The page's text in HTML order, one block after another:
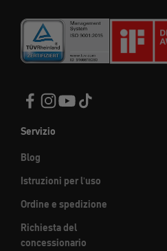
Servizio
Blog
Istruzioni per l'uso
Ordine e spedizione
Richiesta del
concessionario